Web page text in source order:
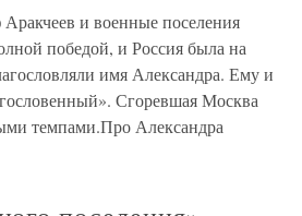
и военные поселения
победой, и Россия была на
имя Александра. Ему и
Сгоревшая Москва
темпами.Про Александра